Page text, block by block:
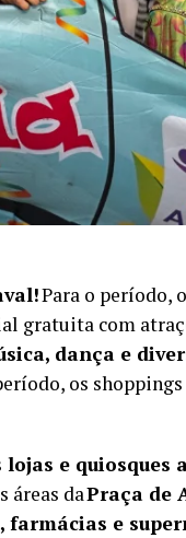
Para o período,
gratuita com
dança e
os
e quiosques
áreas daPraça de
e